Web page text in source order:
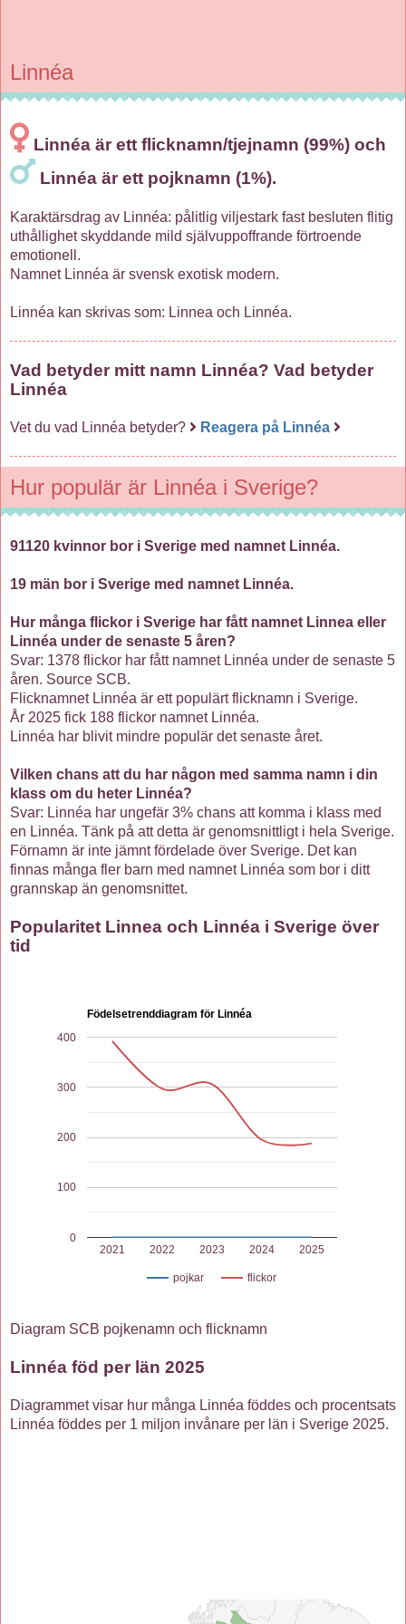
Linnéa
Linnéa är ett flicknamn/tjejnamn (99%) och
Linnéa är ett pojknamn (1%).
Karaktärsdrag av Linnéa: pålitlig viljestark fast besluten flitig
uthållighet skyddande mild självuppoffrande förtroende
emotionell.
Namnet Linnéa är svensk exotisk modern.
Linnéa kan skrivas som: Linnea och Linnéa.
Vad betyder mitt namn Linnéa? Vad betyder
Linnéa
Vet du vad Linnéa betyder? Reagera på Linnéa
Hur populär är Linnéa i Sverige?
91120 kvinnor bor i Sverige med namnet Linnéa.
19 män bor i Sverige med namnet Linnéa.
Hur många flickor i Sverige har fått namnet Linnea eller
Linnéa under de senaste 5 åren?
Svar: 1378 flickor har fått namnet Linnéa under de senaste 5
åren. Source SCB.
Flicknamnet Linnéa är ett populärt flicknamn i Sverige.
År 2025 fick 188 flickor namnet Linnéa.
Linnéa har blivit mindre populär det senaste året.
Vilken chans att du har någon med samma namn i din
klass om du heter Linnéa?
Svar: Linnéa har ungefär 3% chans att komma i klass med
en Linnéa. Tänk på att detta är genomsnittligt i hela Sverige.
Förnamn är inte jämnt fördelade över Sverige. Det kan
finnas många fler barn med namnet Linnéa som bor i ditt
grannskap än genomsnittet.
Popularitet Linnea och Linnéa i Sverige över
tid
Födelsetrenddiagram för Linnéa
pojkar flickor
2021 2022 2023 2024 2025
0
100
200
300
400
Diagram SCB pojkenamn och flicknamn
Linnéa föd per län 2025
Diagrammet visar hur många Linnéa föddes och procentsats
Linnéa föddes per 1 miljon invånare per län i Sverige 2025.